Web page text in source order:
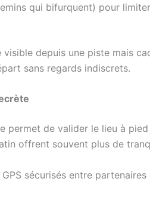
qui bifurquent) pour
depuis une piste mais
sans regards indiscrets.
permet de valider le lieu à pied
offrent souvent plus de
sécurisés entre partenaires